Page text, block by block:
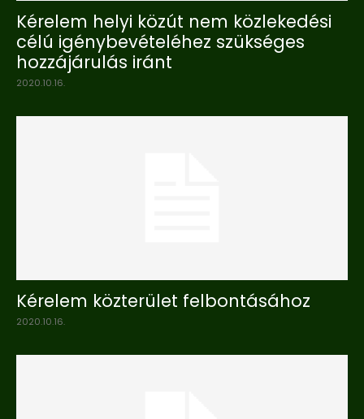
Kérelem helyi közút nem közlekedési
célú igénybevételéhez szükséges
hozzájárulás iránt
2020.10.16.
Kérelem közterület felbontásához
2020.10.16.